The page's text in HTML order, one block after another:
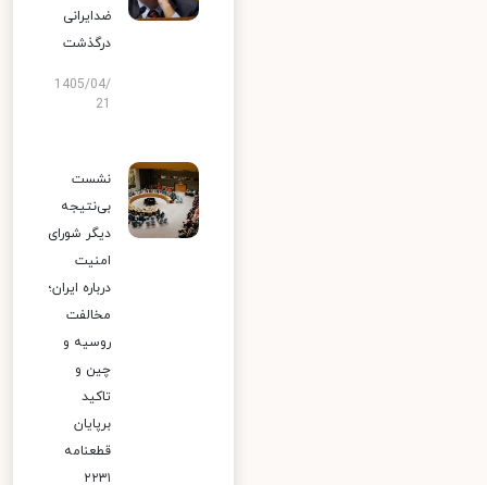
ضدایرانی
درگذشت
1405/04/
نشست
بی‌نتیجه
دیگر شورای
امنیت
درباره ایران؛
مخالفت
روسیه و
چین و
تاکید
برپایان
قطعنامه
۲۲۳۱